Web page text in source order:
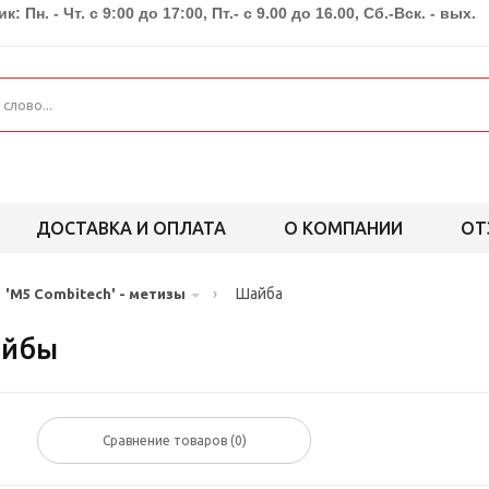
Пн. - Чт. с 9:00 до 17:00, Пт.- с 9.00 до 16.00, Сб.-Вск. - вых.
ДОСТАВКА И ОПЛАТА О КОМПАНИИ
'M5 Combitech' - метизы › Шайба
Сравнение товаров (0)